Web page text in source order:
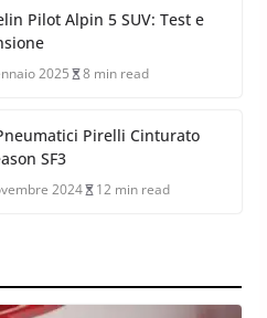
Pilot Alpin 5 SUV: Test e
2025 8 min read
Pirelli Cinturato
SF3
2024 12 min read